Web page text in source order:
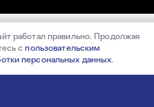
работал правильно. Продолжая
спользовательским
персональных данных.